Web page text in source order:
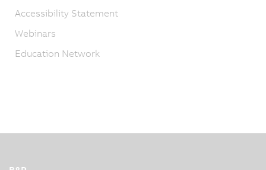
Accessibility Statement
Webinars
Education Network